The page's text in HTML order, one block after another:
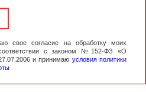
свое согласие на обработку моих
с законом №152-ФЗ «О
и принимаю условия политики